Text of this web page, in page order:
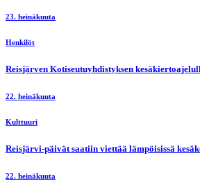
23. heinäkuuta
Henkilöt
Reisjärven Kotiseutuyhdistyksen
22. heinäkuuta
Kulttuuri
Reisjärvi-päivät saatiin viettää lämpöisissä
22. heinäkuuta